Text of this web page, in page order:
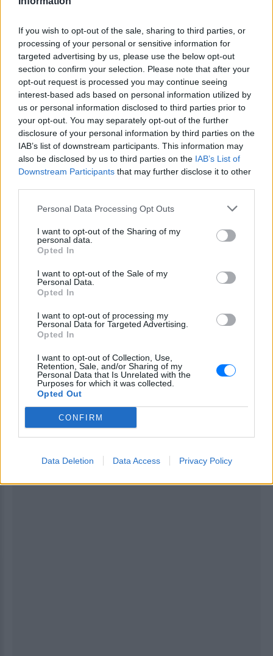
If you wish to opt-out of the sale, sharing to third parties, or
processing of your personal or sensitive information for
targeted advertising by us, please use the below opt-out
section to confirm your selection. Please note that after your
opt-out request is processed you may continue seeing
interest-based ads based on personal information utilized by
us or personal information disclosed to third parties prior to
your opt-out. You may separately opt-out of the further
disclosure of your personal information by third parties on the
IAB’s list of downstream participants. This information may
also be disclosed by us to third parties on the IAB’s List of
Downstream Participants that may further disclose it to other
Personal Data Processing Opt Outs
I want to opt-out of the Sharing of my
personal data.
Opted In
I want to opt-out of the Sale of my
Personal Data.
Opted In
I want to opt-out of processing my
Personal Data for Targeted Advertising.
Opted In
I want to opt-out of Collection, Use,
Retention, Sale, and/or Sharing of my
Personal Data that Is Unrelated with the
Purposes for which it was collected.
Opted Out
CONFIRM
Data Deletion Data Access Privacy Policy
Ωφέλειας (Δ.Ε.Η., Ο.Τ.Ε, Φυσικό Αέριο κ.λπ) όταν
δικτύων τους και μόνο εφόσον συνοδεύονται από
έγγραφη εντολή του οικείου οργανισμού.
(στ) Τα βυτιοφόρα οχήματα που μεταφέρουν
καύσιμα για τον ανεφοδιασμό μέσων πυρόσβεσης,
εφόσον αυτό αποδεικνύεται από κατάλληλα
έγγραφα ή παραστατικά.
(ζ) Τα φορτηγά οχήματα μεταφοράς εξοπλισμού
μουσικών και θεατρικών παραστάσεων και τα
τηλεοπτικών και κινηματογραφικών γεγονότων.
(η) Τα φορτηγά αυτοκίνητα που μεταφέρουν
(θ) Τα μηχανήματα έργου της ΔΕΣΕ και τα φορτηγά
αντιμετώπιση έκτακτων περιστατικών, μετά από
αίτημα της αρμόδιας Υπηρεσίας Πολιτικής
τόπου αρμόδιας Διεύθυνσης Τροχαίας.
(ι) τα οχήματα έκτακτης ανάγκης.